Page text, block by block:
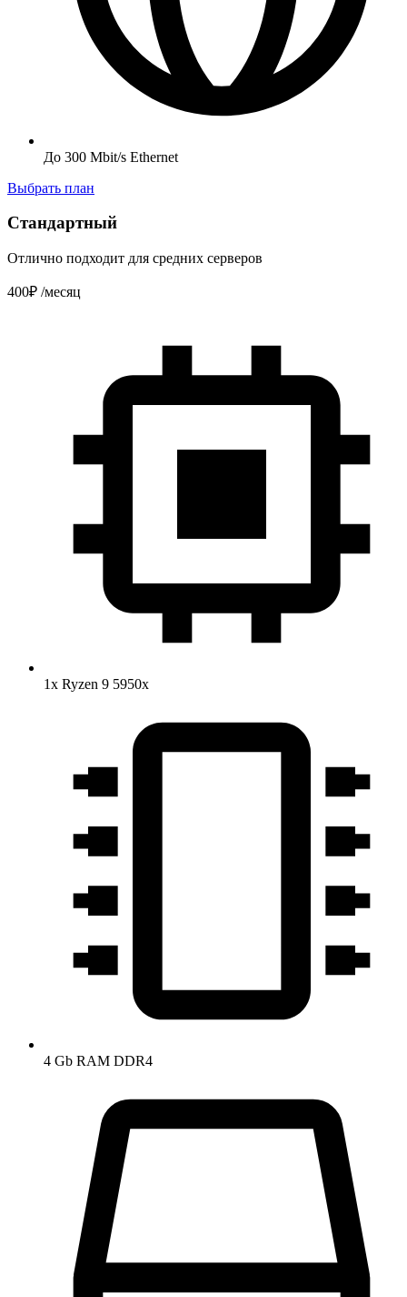
До 300 Mbit/s Ethernet
Выбрать план
Стандартный
Отлично подходит для средних серверов
400₽ /месяц
1x Ryzen 9 5950x
4 Gb RAM DDR4